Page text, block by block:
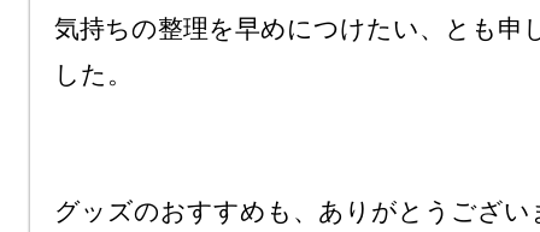
気持ちの整理を早めにつけたい、とも申
した。
グッズのおすすめも、ありがとうござい